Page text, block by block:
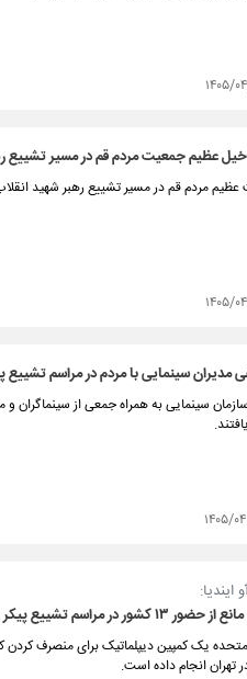
۰۴/۱۶
عظیم جمعیت مردم قم در مسیر تشییع
مردم قم در مسیر تشییع رهبر شهید
۰۴/۱۶
مدیران سینمایی با مردم در مراسم تشییع
سینمایی به همراه جمعی از سینماگران و
۰۴/۱۵
ایندیا:
در مراسم تشییع پیکر رهبر شهید ایران شد
متحده یک کمپین دیپلماتیک برای منصرف کردن
تهران انجام داده است.